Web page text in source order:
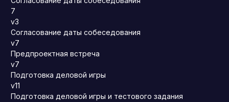
7
v3
Согласование даты собеседования
v7
Предпроектная встреча
v7
Подготовка деловой игры
v11
Подготовка деловой игры и тестового задания